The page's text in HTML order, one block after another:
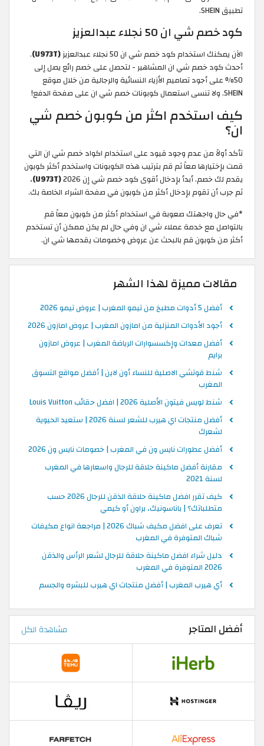
تطبيق SHEIN.
كود خصم شي ان 50 نجلاء عبدالعزيز
الآن يمكنك استخدام كود خصم شي ان 50 نجلاء عبدالعزيز (U973T)
.
أحدث كود خصم شي ان المشاهير - لتحصل على خصم رائع يصل إلى
50% على أجود تصاميم الأزياء النسائية والرجالية من خلال موقع
SHEIN. ولا تنسى استعمال كوبونات خصم شي ان على صفحة الدفع!
كيف استخدم اكثر من كوبون خصم شي
ان؟
تأكد أولاً من عدم وجود قيود على استخدام اكواد خصم شي ان التي
قمت بإختيارها معاً ثم قم بترتيب هذه الكوبونات واستخدم أكثر كوبون
يقدم لك خصم. أبدأ بإدخال أقوى كود خصم شي إن 2026
(U973T)
،
ثم جرب أن تقوم بإدخال أكثر من كوبون في صفحة الشراء الخاصة بك.
*في حال واجهتك صعوبة في استخدام أكثر من كوبون معاً قم
بالتواصل مع خدمة عملاء شي ان وفي حال لم يكن ممكن أن تستخدم
أكثر من كوبون قم بالبحث عن عروض وخصومات يقدمها شي ان.
مقالات مميزة لهذا الشهر
أفضل 5 أدوات مطبخ من تيمو المغرب | عروض تيمو 2026
أجود الأدوات المنزلية من امازون المغرب | عروض امازون 2026
أفضل معدات وإكسسوارات الرياضة المغرب | عروض امازون
برايم
شنط قوتشي الاصلية للنساء أون لاين | أفضل مواقع التسوق
المغرب
شنط لويس فيتون الأصلية 2026 | افضل حقائب Louis Vuitton
أفضل منتجات اي هيرب للشعر لسنة 2026 | ستعيد الحيوية
لشعرك
أفضل عطورات نايس ون في المغرب | خصومات نايس ون 2026
مقارنة أفضل ماكينة حلاقة للرجال واسعارها في المغرب
لسنة 2021
كيف تقرر افضل ماكينة حلاقة الذقن للرجال 2026 حسب
متطلباتك؟ | باناسونيك، براون أو كيمي
تعرف على افضل مكيف شباك 2026 | مراجعة انواع مكيفات
شباك المتوفرة في المغرب
دليل شراء افضل ماكينة حلاقة للرجال لشعر الرأس والذقن
2026 المتوفرة في المغرب
أي هيرب المغرب | أفضل منتجات اي هيرب للبشره والجسم
أفضل المتاجر مشاهدة الكل